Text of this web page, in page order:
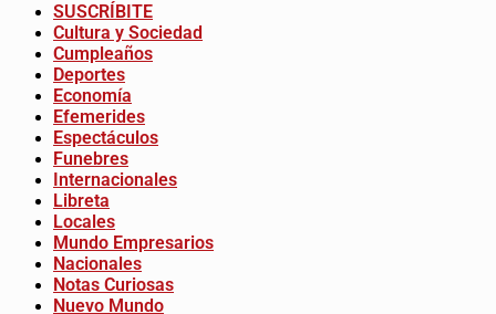
SUSCRÍBITE
Cultura y Sociedad
Cumpleaños
Deportes
Economía
Efemerides
Espectáculos
Funebres
Internacionales
Libreta
Locales
Mundo Empresarios
Nacionales
Notas Curiosas
Nuevo Mundo